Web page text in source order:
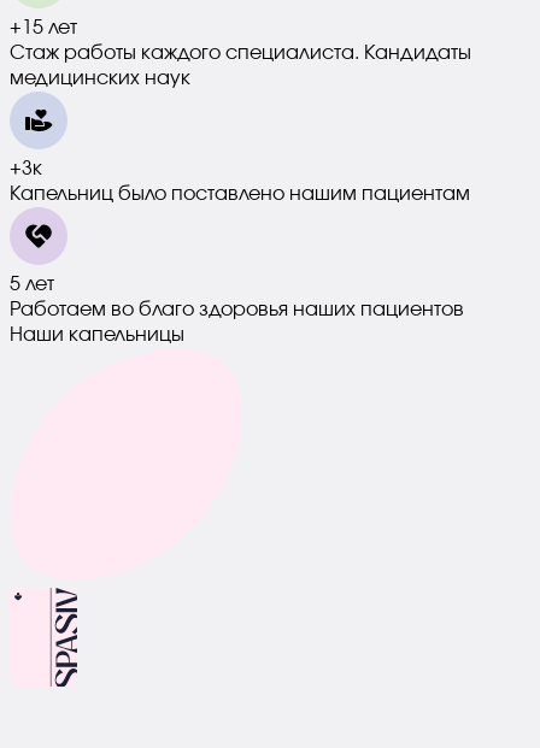
+15 лет
Стаж работы каждого специалиста. Кандидаты
медицинских наук
+3к
Капельниц было поставлено нашим пациентам
5 лет
Работаем во благо здоровья наших пациентов
Наши капельницы